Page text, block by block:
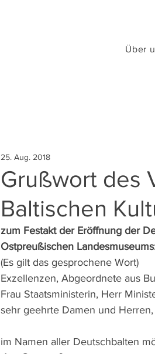
Über
Grußwort des
Baltischen
25. Aug. 2018
zum Festakt der Eröffnung der
Ostpreußischen
(Es gilt das gesprochene Wort)
Exzellenzen, Abgeordnete aus
Frau Staatsministerin, Herr
sehr geehrte Damen und Herren,
im Namen aller Deutschbalten